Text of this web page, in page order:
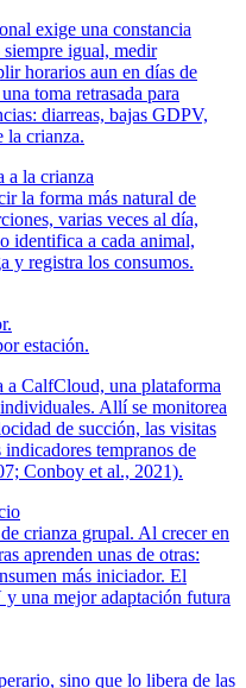
exige una constancia
igual, medir
horarios aun en días de
toma retrasada para
diarreas, bajas GDPV,
la crianza.
a la crianza
la forma más natural de
varias veces al día,
identifica a cada animal,
y registra los consumos.
estación.
a CalfCloud, una plataforma
Allí se monitorea
de succión, las visitas
tempranos de
Conboy et al., 2021).
crianza grupal. Al crecer en
aprenden unas de otras:
más iniciador. El
una mejor adaptación futura
sino que lo libera de las